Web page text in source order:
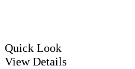
Quick Look
View Details